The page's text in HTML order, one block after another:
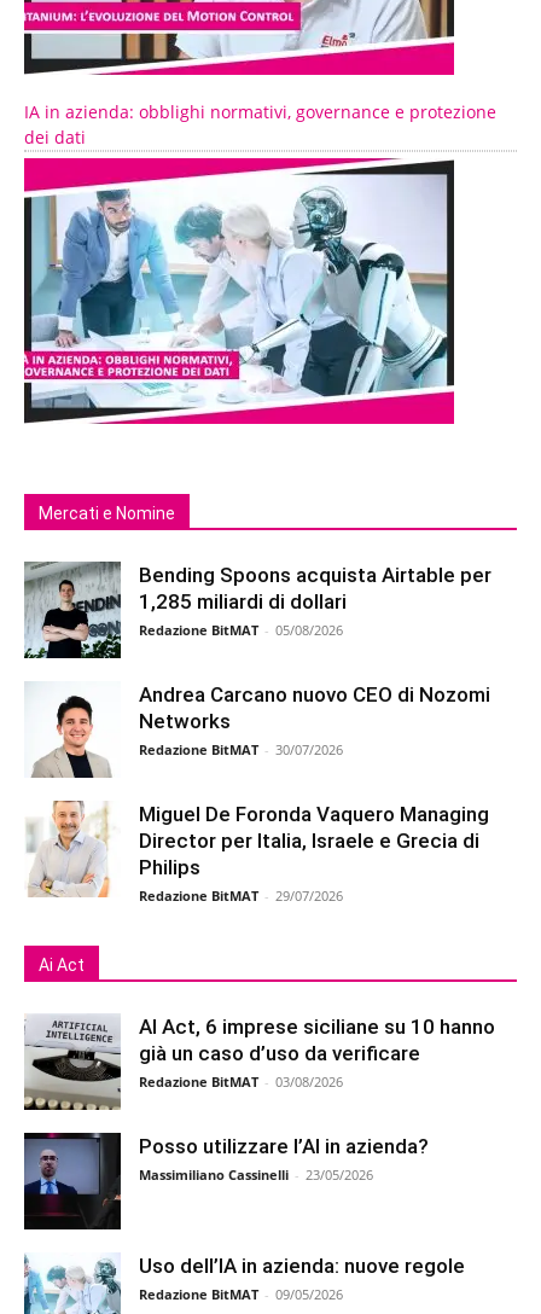
IA in azienda: obblighi normativi, governance e protezione
dei dati
Mercati e Nomine
Bending Spoons acquista Airtable per
1,285 miliardi di dollari
Redazione BitMAT - 05/08/2026
Andrea Carcano nuovo CEO di Nozomi
Networks
Redazione BitMAT - 30/07/2026
Miguel De Foronda Vaquero Managing
Director per Italia, Israele e Grecia di
Philips
Redazione BitMAT - 29/07/2026
Ai Act
AI Act, 6 imprese siciliane su 10 hanno
già un caso d’uso da verificare
Redazione BitMAT - 03/08/2026
Posso utilizzare l’AI in azienda?
Massimiliano Cassinelli - 23/05/2026
Uso dell’IA in azienda: nuove regole
Redazione BitMAT - 09/05/2026